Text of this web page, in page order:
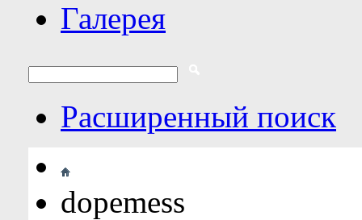
Галерея
Расширенный поиск
dopemess